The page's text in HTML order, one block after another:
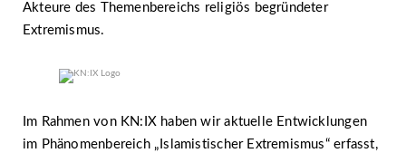
Akteure des Themenbereichs religiös begründeter
Extremismus.
Im Rahmen von KN:IX haben wir aktuelle Entwicklungen
im Phänomenbereich „Islamistischer Extremismus“ erfasst,